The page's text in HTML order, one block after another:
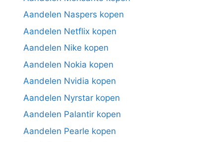
Aandelen Naspers kopen
Aandelen Netflix kopen
Aandelen Nike kopen
Aandelen Nokia kopen
Aandelen Nvidia kopen
Aandelen Nyrstar kopen
Aandelen Palantir kopen
Aandelen Pearle kopen